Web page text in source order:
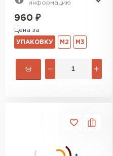
информацию
960 ₽
Цена за
УПАКОВКУ М2 М3ПЕРЕЙТИ